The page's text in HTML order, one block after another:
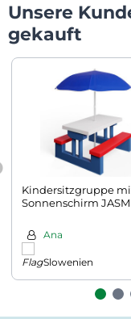
Unsere
gekauft
Kindersitzgruppe
Sonnenschirm
blau/weiß/rot
Ana
Slowenien